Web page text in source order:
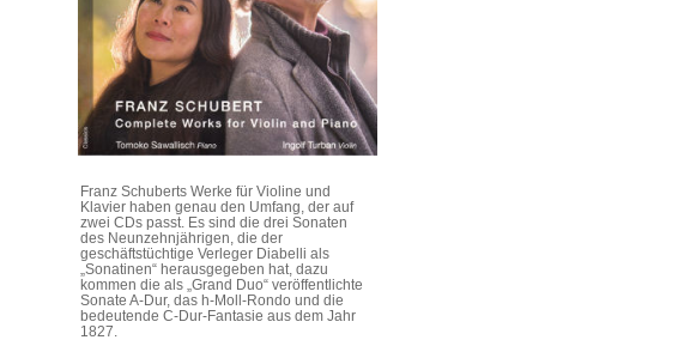
Franz Schuberts Werke für Violine und
Klavier haben genau den Umfang, der auf
zwei CDs passt. Es sind die drei Sonaten
des Neunzehnjährigen, die der
geschäftstüchtige Verleger Diabelli als
„Sonatinen“ herausgegeben hat, dazu
kommen die als „Grand Duo“ veröffentlichte
Sonate A-Dur, das h-Moll-Rondo und die
bedeutende C-Dur-Fantasie aus dem Jahr
1827.